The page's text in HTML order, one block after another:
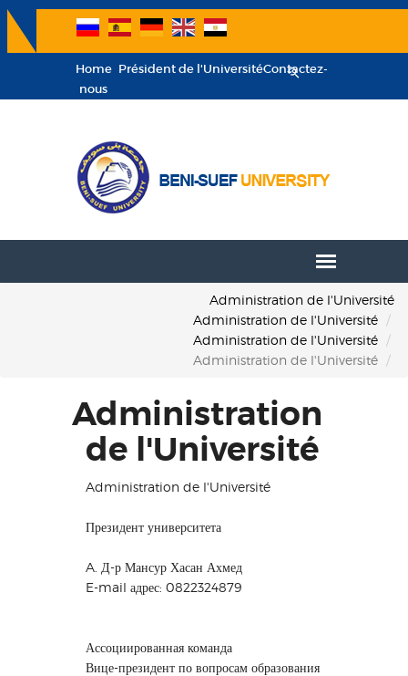
Home Président de l'UniversitéContactez-
nous
Administration de l'Université
Administration de l'Université
Administration de l'Université
Administration de l'Université
Administration
de l'Université
Administration de l'Université
Президент университета
A. Д-р Мансур Хасан Ахмед
E-mail адрес: 0822324879
Ассоциированная команда
Вице-президент по вопросам образования